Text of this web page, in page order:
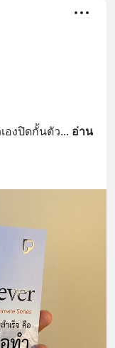
องปิดกั้นตัว... อ่าน